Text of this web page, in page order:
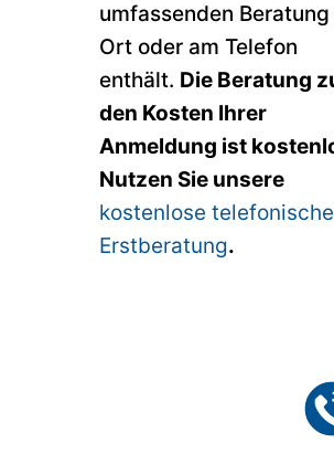
umfassenden
Ort oder am Telefon
enthält. Die Beratung
den Kosten Ihrer
Anmeldung ist
Nutzen Sie unsere
kostenlose telefonische
Erstberatung.